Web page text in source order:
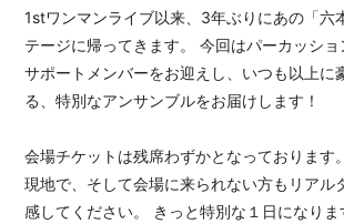
オジコムRADIOへ
のお便り
おじこむ
会員登録 ログイン
1stワンマンライブ以来、3年ぶりにあの「六
テージに帰ってきます。 今回はパーカッシ
サポートメンバーをお迎えし、いつも以上に
る、特別なアンサンブルをお届けします！
会場チケットは残席わずかとなっております
現地で、そして会場に来られない方もリアル
感してください。 きっと特別な１日になりま